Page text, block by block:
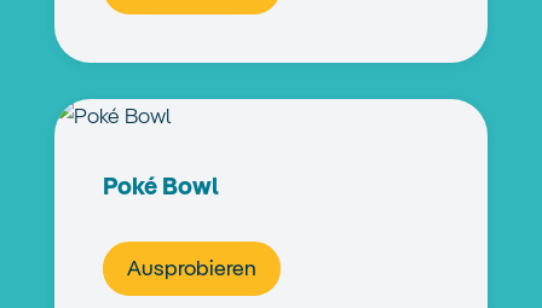
Poké Bowl
Ausprobieren